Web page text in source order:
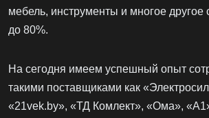
мебель, инструменты и многое другое
до 80%.
На сегодня имеем успешный опыт
такими поставщиками как
«21vek.by», «ТД Комлект», «Ома»,